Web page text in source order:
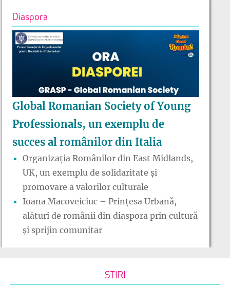
Diaspora
Global Romanian Society of Young
Professionals, un exemplu de
succes al românilor din Italia
Organizația Românilor din East Midlands,
UK, un exemplu de solidaritate și
promovare a valorilor culturale
Ioana Macoveiciuc – Prințesa Urbană,
alături de românii din diaspora prin cultură
și sprijin comunitar
STIRI